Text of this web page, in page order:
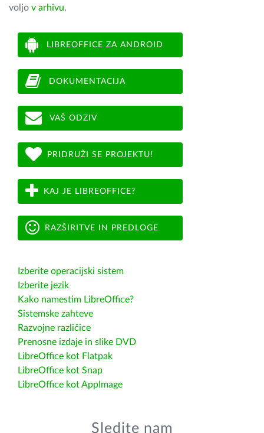
voljo v arhivu.
LIBREOFFICE ZA ANDROID
DOKUMENTACIJA
VAŠ ODZIV
PRIDRUŽI SE PROJEKTU!
KAJ JE LIBREOFFICE?
RAZŠIRITVE IN PREDLOGE
Izberite operacijski sistem
Izberite jezik
Kako namestim LibreOffice?
Sistemske zahteve
Razvojne različice
Prenosne izdaje in slike DVD
LibreOffice kot Flatpak
LibreOffice kot Snap
LibreOffice kot AppImage
Sledite nam